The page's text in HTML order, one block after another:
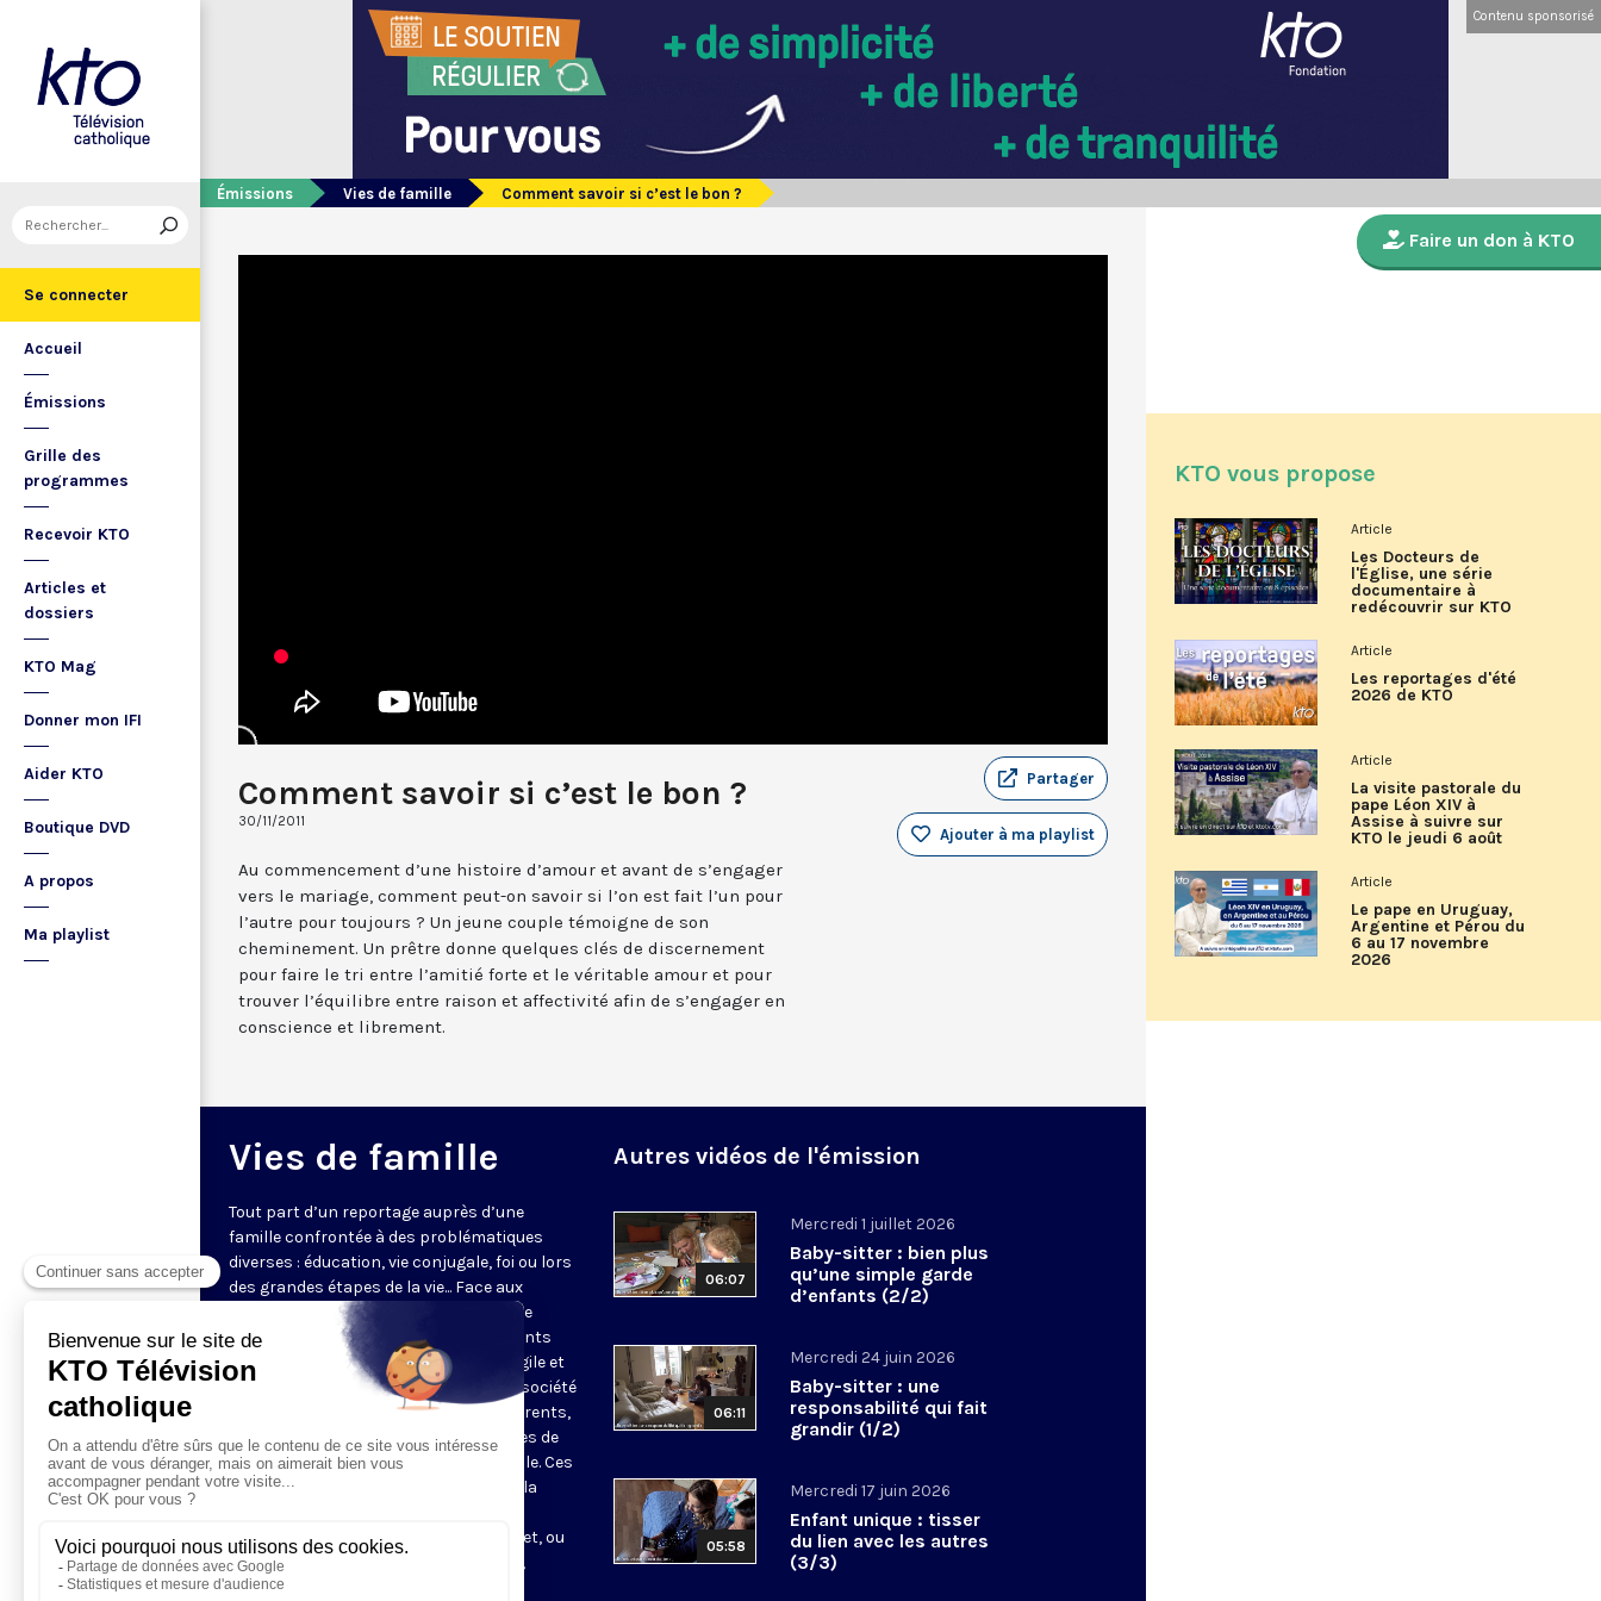
Se connecter
Accueil
Émissions
Grille des
programmes
Recevoir KTO
Articles et
dossiers
KTO Mag
Donner mon IFI
Aider KTO
Boutique DVD
A propos
Ma playlist
Contenu sponsorisé
Émissions Vies de famille Comment savoir si c’est le bon ?
Comment savoir si c’est le bon ?
30/11/2011
Partager
Ajouter à ma playlist
Au commencement d’une histoire d’amour et avant de s’engager
vers le mariage, comment peut-on savoir si l’on est fait l’un pour
l’autre pour toujours ? Un jeune couple témoigne de son
cheminement. Un prêtre donne quelques clés de discernement
pour faire le tri entre l’amitié forte et le véritable amour et pour
trouver l’équilibre entre raison et affectivité afin de s’engager en
conscience et librement.
Vies de famille
Tout part d’un reportage auprès d’une
famille confrontée à des problématiques
diverses : éducation, vie conjugale, foi ou lors
des grandes étapes de la vie... Face aux
questions très concrètes, KTO propose
repères et conseils avec des intervenants
d'expérience qui s’appuient sur l’Evangile et
l’anthropologie chrétienne. Dans une société
en pleine évolution, jeunes couples, parents,
grands-parents y trouveront des pistes de
réflexion pour soutenir leur vie de famille. Ces
programmes de 5 minutes sont mis à la
communautés, pour leurs sites internet, ou
être projetés pour introduire réunions,
ateliers ou conférences.
Autres vidéos de l'émission
06:07
Mercredi 1 juillet 2026
Baby-sitter : bien plus
qu’une simple garde
d’enfants (2/2)
06:11
Mercredi 24 juin 2026
Baby-sitter : une
responsabilité qui fait
grandir (1/2)
05:58
Mercredi 17 juin 2026
Enfant unique : tisser
du lien avec les autres
(3/3)
Faire un don à KTO
KTO vous propose
Article
Les Docteurs de
l'Église, une série
documentaire à
redécouvrir sur KTO
Article
Les reportages d'été
2026 de KTO
Article
La visite pastorale du
pape Léon XIV à
Assise à suivre sur
KTO le jeudi 6 août
Article
Le pape en Uruguay,
Argentine et Pérou du
6 au 17 novembre
2026